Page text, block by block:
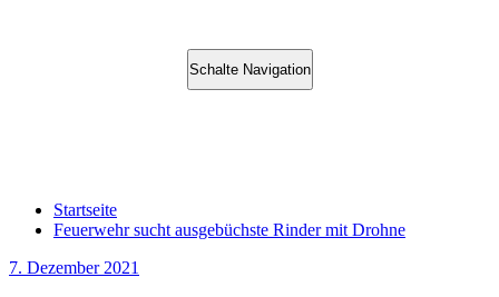
Schalte Navigation
Startseite
Feuerwehr sucht ausgebüchste Rinder mit Drohne
7. Dezember 2021